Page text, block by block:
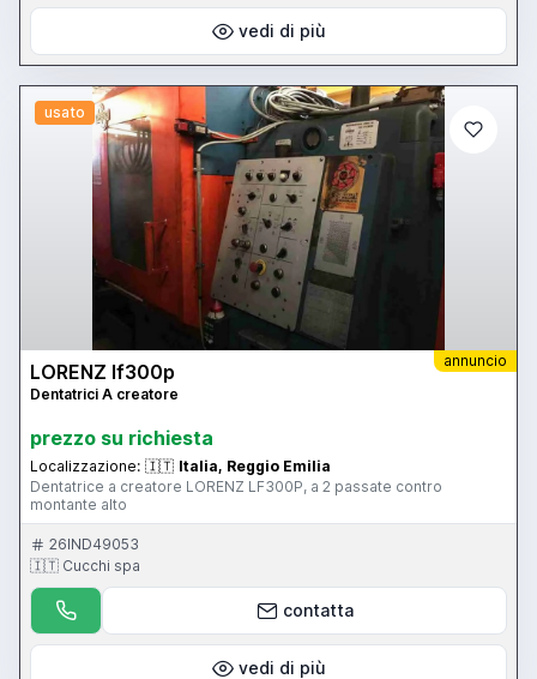
vedi di più
usato
annuncio
LORENZ lf300p
Dentatrici A creatore
prezzo su richiesta
Localizzazione: 🇮🇹 Italia, Reggio Emilia
Dentatrice a creatore LORENZ LF300P, a 2 passate contro
montante alto
26IND49053
🇮🇹 Cucchi spa
contatta
vedi di più